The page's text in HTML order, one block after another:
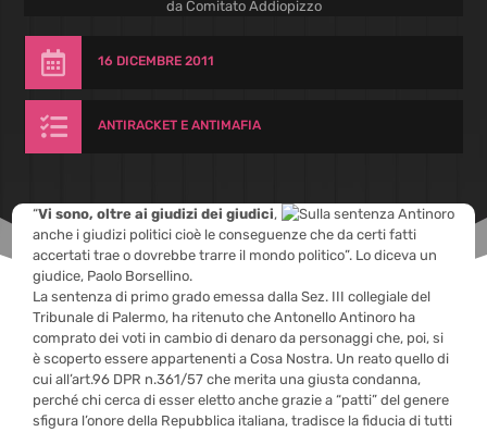
da Comitato Addiopizzo
 16 DICEMBRE 2011
 ANTIRACKET E ANTIMAFIA
“Vi sono, oltre ai giudizi dei giudici,
anche i giudizi politici cioè le conseguenze che da certi fatti
accertati trae o dovrebbe trarre il mondo politico”. Lo diceva un
giudice, Paolo Borsellino.
La sentenza di primo grado emessa dalla Sez. III collegiale del
Tribunale di Palermo, ha ritenuto che Antonello Antinoro ha
comprato dei voti in cambio di denaro da personaggi che, poi, si
è scoperto essere appartenenti a Cosa Nostra. Un reato quello di
cui all’art.96 DPR n.361/57 che merita una giusta condanna,
perché chi cerca di esser eletto anche grazie a “patti” del genere
sfigura l’onore della Repubblica italiana, tradisce la fiducia di tutti